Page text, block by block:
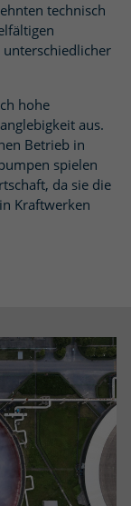
technisch
hohe
aus.
Betrieb in
spielen
da sie die
Kraftwerken